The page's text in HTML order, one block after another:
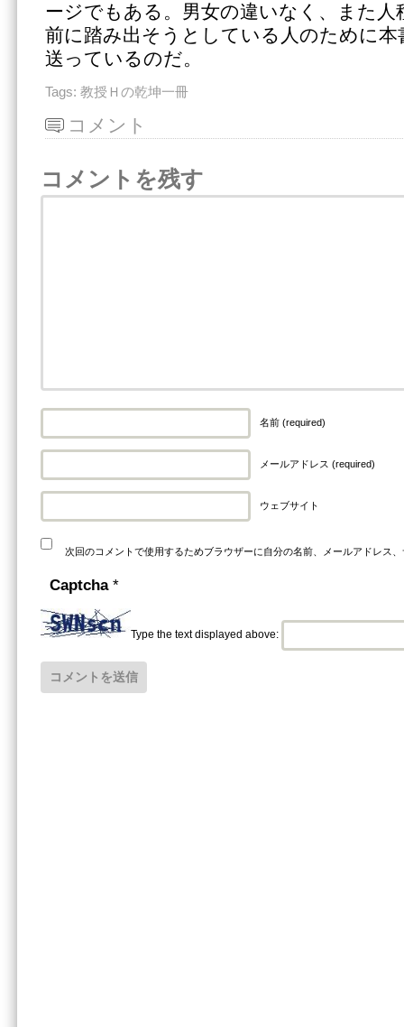
ージでもある。男女の違いなく、また人
前に踏み出そうとしている人のために
送っているのだ。
Tags: 教授Ｈの乾坤一冊
コメント
コメントを残す
名前 (required)
メールアドレス (required)
ウェブサイト
次回のコメントで使用するためブラウザーに自分の名前、メールアドレス
Captcha *
Type the text displayed above: